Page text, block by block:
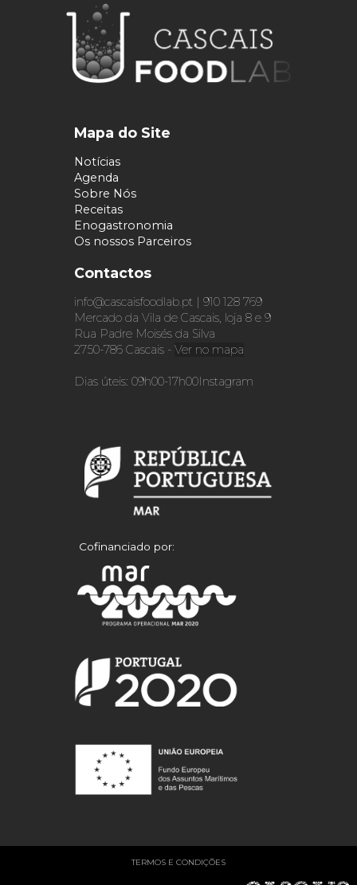
Mapa do Site
Notícias
Agenda
Sobre Nós
Receitas
Enogastronomia
Os nossos Parceiros
Contactos
info@cascaisfoodlab.pt | 910 128 769
Mercado da Vila de Cascais, loja 8 e 9
Rua Padre Moisés da Silva
2750-786 Cascais -Ver no mapa
Dias úteis: 09h00-17h00Instagram
Cofinanciado por:
TERMOS E CONDIÇÕES